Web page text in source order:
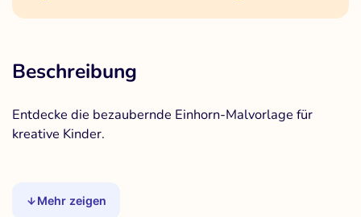
Beschreibung
Entdecke die bezaubernde Einhorn-Malvorlage für
kreative Kinder.
Mehr zeigen